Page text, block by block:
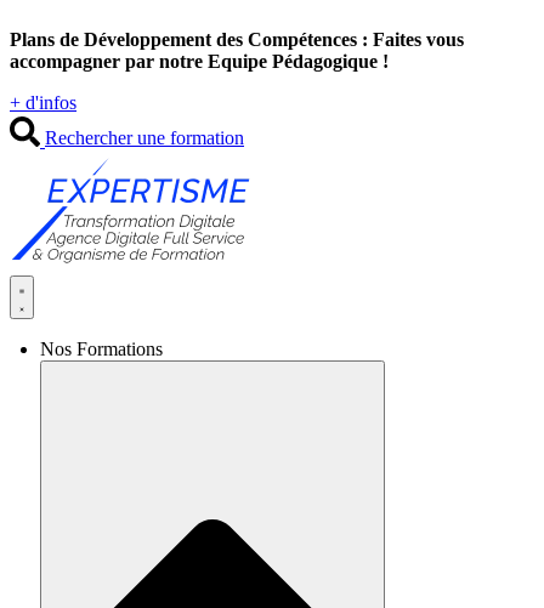
au
contenu
Plans de Développement des Compétences : Faites vous
accompagner par notre Equipe Pédagogique !
+ d'infos
Rechercher une formation
Nos Formations